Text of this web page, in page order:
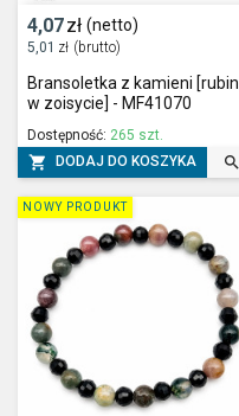
4,07zł (netto)
5,01 zł (brutto)
Bransoletka z kamieni [rubin
w zoisycie] - MF41070
Dostępność: 265 szt.
 DODAJ DO KOSZYKA 
NOWY PRODUKT